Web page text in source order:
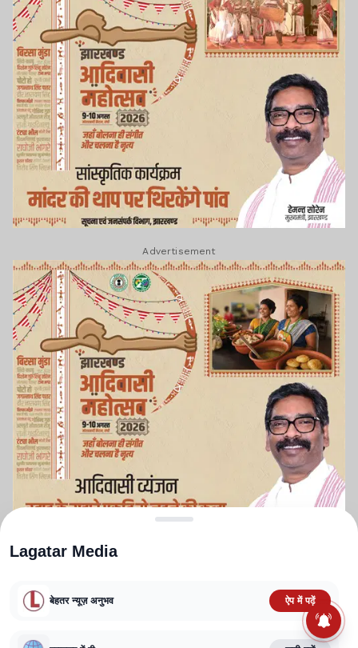
Advertisement
TERMS AND CONDITIONS
Lagatar Media
बेहतर न्यूज़ अनुभव ऐप में पढ़ें